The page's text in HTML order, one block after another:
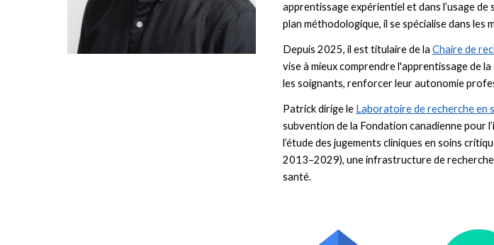
apprentissage expérientiel et dans l’usage
plan méthodologique, il se spécialise dans les
Depuis 2025, il est titulaire de la Chaire de
vise à mieux comprendre l'apprentissage de
les soignants, renforcer leur autonomie
Patrick dirige le Laboratoire de recherche en
subvention de la Fondation canadienne pour
l’étude des jugements cliniques en soins
2013–2029), une infrastructure de
santé.